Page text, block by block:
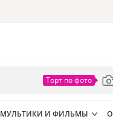
МУЛЬТИКИ И ФИЛЬМЫ